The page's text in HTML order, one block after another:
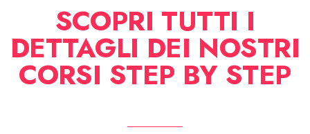
SCOPRI TUTTI I
DETTAGLI DEI NOSTRI
CORSI STEP BY STEP